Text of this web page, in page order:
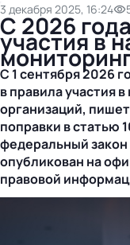
3 декабря 2025, 16:24
С 2026
участия в
С 1 сентября 2026
в правила участия
организаций, пишет
поправки в статью
федеральный закон
опубликован на
правовой